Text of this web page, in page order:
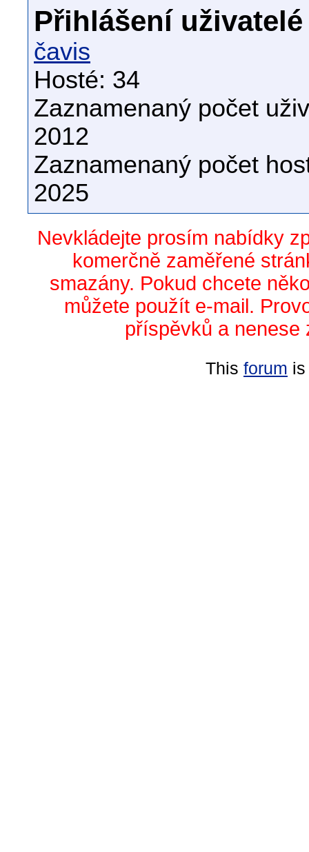
Přihlášení uživatelé
čavis
Hosté: 34
Zaznamenaný počet
2012
Zaznamenaný počet
2025
Nevkládejte prosím nabídky
komerčně zaměřené
smazány. Pokud chcete
můžete použít e-mail.
příspěvků a nenese
This forum